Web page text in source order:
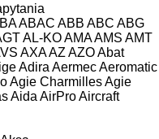
ABAC ABB ABC ABG
AL-KOAMAAMS AMT
AXAAZ AZOAbat
Adira AermecAeromatic
Agie CharmillesAgie
Aida AirProAircraft